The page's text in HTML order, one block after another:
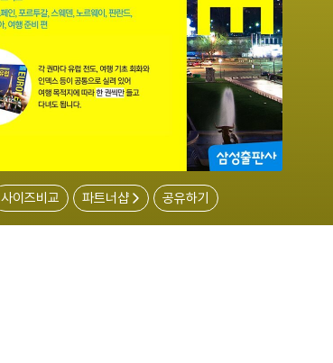
사이즈비교 파트너샵 공유하기